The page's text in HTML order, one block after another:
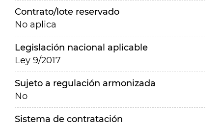
Contrato/lote reservado
No aplica
Legislación nacional aplicable
Ley 9/2017
Sujeto a regulación armonizada
No
Sistema de contratación